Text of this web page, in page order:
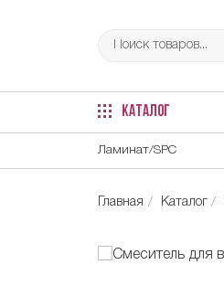
КАТАЛОГ
Ламинат/SPC
Главная Каталог